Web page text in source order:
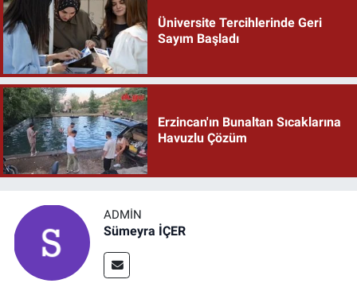
Üniversite Tercihlerinde Geri
Sayım Başladı
Erzincan'ın Bunaltan Sıcaklarına
Havuzlu Çözüm
ADMIN
Sümeyra İÇER